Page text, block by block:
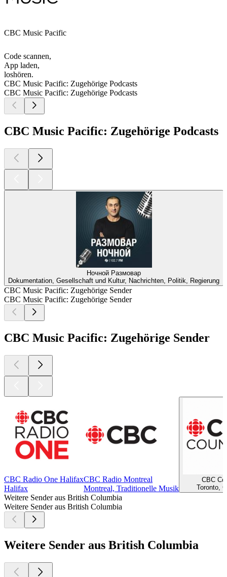
CBC Music Pacific
Code scannen,
App laden,
loshören.
CBC Music Pacific: Zugehörige Podcasts
CBC Music Pacific: Zugehörige Podcasts
CBC Music Pacific: Zugehörige Podcasts
Ночной Размовар
Dokumentation, Gesellschaft und Kultur, Nachrichten, Politik, Regierung
CBC Music Pacific: Zugehörige Sender
CBC Music Pacific: Zugehörige Sender
CBC Music Pacific: Zugehörige Sender
CBC Radio One Halifax
Halifax
CBC Radio Montreal
Montreal, Traditionelle Musik
CBC
Toronto,
Weitere Sender aus British Columbia
Weitere Sender aus British Columbia
Weitere Sender aus British Columbia